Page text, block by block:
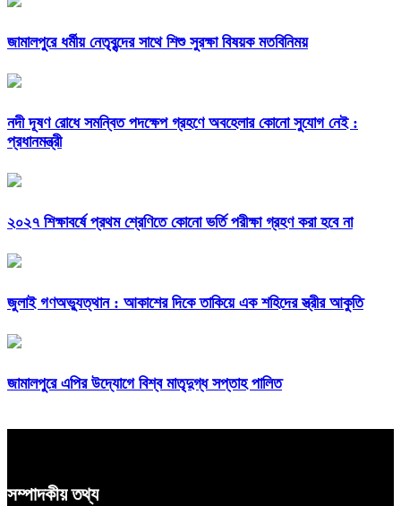
জামালপুরে ধর্মীয় নেতৃবৃন্দের সাথে শিশু সুরক্ষা বিষয়ক মতবিনিময়
নদী দূষণ রোধে সমন্বিত পদক্ষেপ গ্রহণে অবহেলার কোনো সুযোগ নেই :
প্রধানমন্ত্রী
২০২৭ শিক্ষাবর্ষে প্রথম শ্রেণিতে কোনো ভর্তি পরীক্ষা গ্রহণ করা হবে না
জুলাই গণঅভ্যুত্থান : আকাশের দিকে তাকিয়ে এক শহিদের স্ত্রীর আকুতি
জামালপুরে এপির উদ্যোগে বিশ্ব মাতৃদুগ্ধ সপ্তাহ পালিত
সম্পাদকীয় তথ্য